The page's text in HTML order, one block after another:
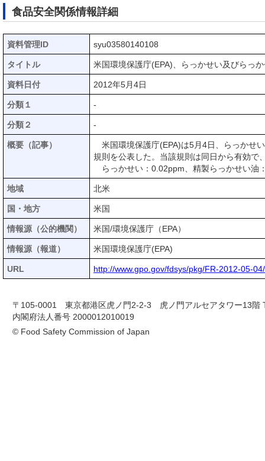
食品安全関係情報詳細
資料管理ID syu03580140108
タイトル 米国環境保護庁(EPA)、らっかせい及びらっ
資料日付 2012年5月4日
分類１ -
分類２ -
概要（記事）
米国環境保護庁(EPA)は5月4日、らっかせ
規則を公表した。当該規則は同日から有効
らっかせい：0.02ppm、精製らっかせい油
地域 北米
国・地方 米国
情報源（公的機関） 米国/環境保護庁（EPA）
情報源（報道） 米国環境保護庁(EPA)
URL http://www.gpo.gov/fdsys/pkg/FR-2012-05-
〒105-0001 東京都港区虎ノ門2-2-3 虎ノ門アルセアタワー13階
内閣府法人番号 2000012010019
© Food Safety Commission of Japan